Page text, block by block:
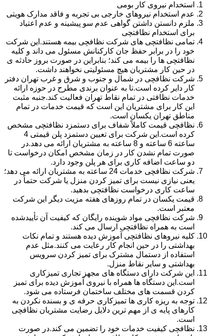
استخدام نیروی کار بومی
عدم استخدام نیروهای خارجی بی تجربه و فاقد مدارک هویتی
ملزم دانستن داشتن گواهی عدم سو پیشینه و عدم اعتیاد
برای استخدام نظافتچی
تمامی نظافتچی های شرکت نظافچی بیمه هستند.این شرکت
خود را در برابر حفظ جان کارکنانش مسئول می داند و کلیه
نظافتچی ها را بیمه می کند؛ بنابراین در صورت بروز حادثه ی
در حین کار مشتریان هیچ مسئولیتی نخواهند داشت.
شرکت نظافچی در شمال و جنوب و شرق و غرب تهران دفتر
کار دایر کرده است.تا به عنوان برندی مطرح در حوزه ارائه
خدمات نظافتی در تمام نقاط تهران فعالیت کند.جنبه مثبت
این کار برای مشتریان این است که قیمت خدمات در تمام
مناطق تهران یکسان است.
نظافچی قیمت کاملاً شفاف برای دستمزد نظافتچی مشخص
کرده است.این شرکت برای تعیین دستمزد پلن قیمتی 4
ساعته 6 ساعته و 8 ساعته به مشتریان ارائه می دهد.در
صورت تمام نشدن کار در زمان مشخص امکان درخواست تا
دو ساعت اضافه کاری برای هر پلن وجود دارد.
شرکت نظافچی خدمات 24 ساعته به مشتریان ارائه می دهد؛
یعنی نیازی نیست برای تمیز کردن منزل یا شرکت حتماً در
ساعت کاری درخواست نظافتچی بدهید.
قیمت یکسان در تمام روزهای هفته مزیت دیگر این شرکت
معتبر است.
شرکت نظافچی مواد شوینده رایگان که کیفیت آن تأییدشده
است به همراه نظافتچی ارسال می کند.
کلیه نیروهای نظافتچی آموزش دیده هستند و تمام نکات
بهداشتی را در حین انجام کار رعایت می کنند.مثل عدم
استفاده از دستمال مشترک برای تمیز کردن سرویس
بهداشتی و سایر نقاط منزل.
این شرکت دارای دستگاه های مجهز تجاری تمیزکاری
است.این دستگاه ها همراه با نیروی آموزش دیده برای تمیز
کردن قسمت های مختلف ساختمان فرستاده می شود.
توجه به ریزه کاری ها تمیزکاری حرفه ی و بسنده نکردن به
کارهای پایه ی از مهم ترین دلایل رضایت مشتریان نظافچی
است.
نظافچی کیفیت خدمات خود را تضمین می کند.در صورت